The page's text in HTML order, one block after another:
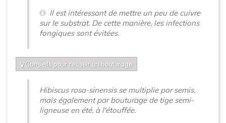
Il est intéressant de mettre un peu de cuivre
sur le substrat. De cette manière, les infections
fongiques sont évitées.
Conseils pour réussir un bouturage
Hibiscus rosa-sinensis se multiplie par semis,
mais également par bouturage de tige semi-
ligneuse en été, à l'étouffée.